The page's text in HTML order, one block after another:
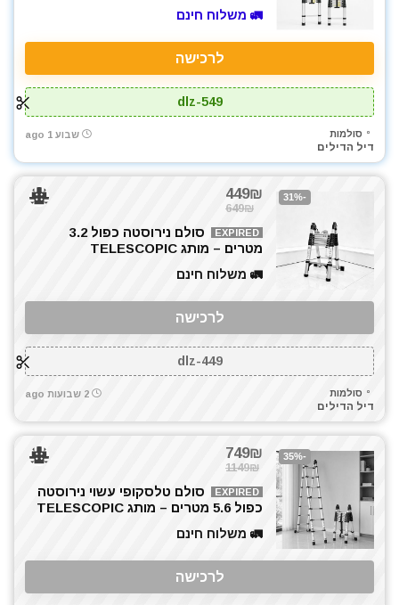
🚛 משלוח חינם
לרכישה
dlz-549
סולמות
דיל הדילים
שבוע 1 ago
-31%
449₪
649₪
EXPIRED
סולם נירוסטה כפול 3.2
מטרים – מותג TELESCOPIC
🚛 משלוח חינם
לרכישה
dlz-449
סולמות
דיל הדילים
2 שבועות ago
-35%
749₪
1149₪
EXPIRED
סולם טלסקופי עשוי נירוסטה
כפול 5.6 מטרים – מותג TELESCOPIC
🚛 משלוח חינם
לרכישה